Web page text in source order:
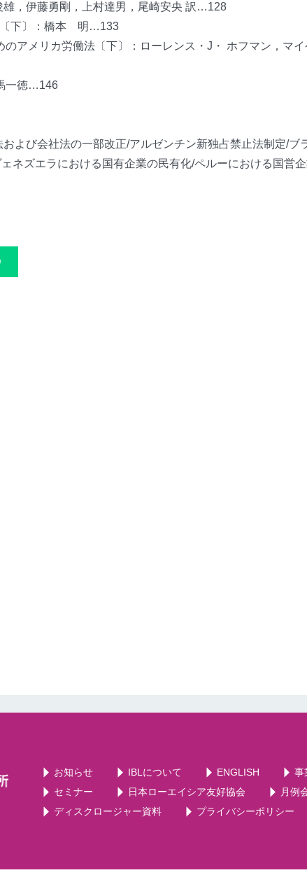
，伊藤勇剛，上村達男，尾崎安央 訳…128
〔下〕：橋本 明…133
アメリカ労働法〔下〕：ローレンス・J・ ホフマン，マイ
一徳…146
よび会社法の一部改正/アルゼンチン新独占禁止法制定/ブ
ネズエラにおける国有企業の民有化/ペルーにおける国営
お知らせ IBLについて ENGLISH 事
セミナー
日本ローエイシア友好協会 月例
ディスクロージャー資料
プライバシーポリシー